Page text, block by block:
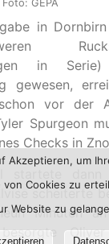
GEPA
in
in
gewesen,
vor der
Spurgeon
Checks in
scheiterte
Minuten
Oliver
Akzeptieren, um
von Cookies zu
Website zu